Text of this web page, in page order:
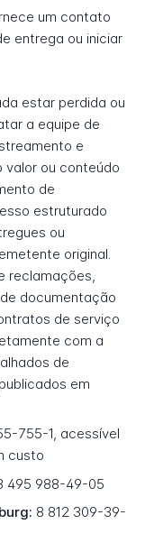
um contato
entrega ou iniciar
estar perdida ou
a equipe de
e
valor ou conteúdo
de
estruturado
ou
original.
reclamações,
documentação
de serviço
com a
de
em
755-1, acessível
custo
495 988-49-05
8 812 309-39-